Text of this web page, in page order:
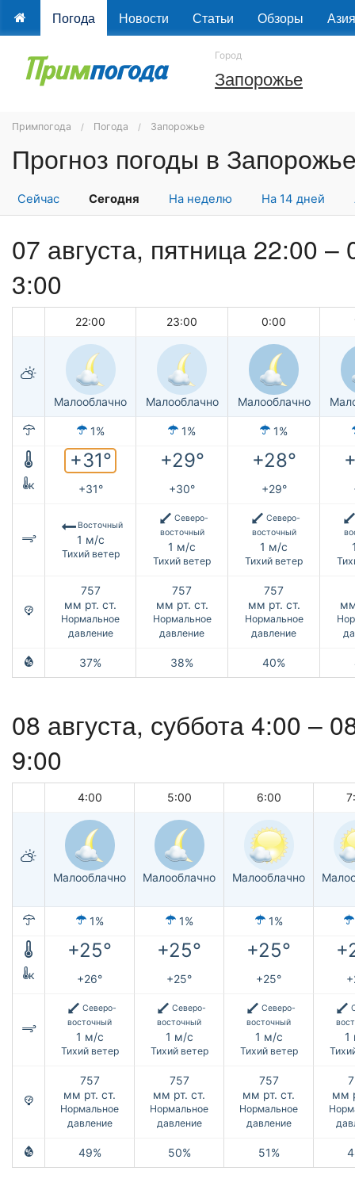
Погода Новости Статьи Обзоры Азия
Город
Запорожье
Примпогода Погода Запорожье
Сейчас Сегодня На неделю На 14 дней
07 августа, пятница 22:00 –
3:00
22:00 23:00 0:00
Малооблачно Малооблачно Малооблачно
1% 1% 1%
+31° +29° +28°
к +31° +30° +29°
Восточный
1 м/с
Тихий ветер
Северо-
восточный
1 м/с
Тихий ветер
Северо-
восточный
1 м/с
Тихий ветер
757
мм рт. ст.
Нормальное
давление
757
мм рт. ст.
Нормальное
давление
757
мм рт. ст.
Нормальное
давление
37% 38% 40%
08 августа, суббота4:00 –
9:00
4:00 5:00 6:00
Малооблачно Малооблачно Малооблачно
1% 1% 1%
+25° +25° +25°
к +26° +25° +25°
Северо-
восточный
1 м/с
Тихий ветер
Северо-
восточный
1 м/с
Тихий ветер
Северо-
восточный
1 м/с
Тихий ветер
1
757
мм рт. ст.
Нормальное
давление
757
мм рт. ст.
Нормальное
давление
757
мм рт. ст.
Нормальное
давление
мм
49% 50% 51%